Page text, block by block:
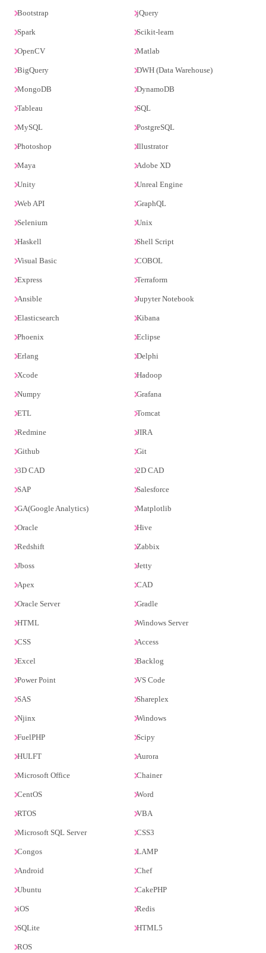
Bootstrap jQuery
Spark Scikit-learn
OpenCV Matlab
BigQuery DWH (Data Warehouse)
MongoDB DynamoDB
Tableau SQL
MySQL PostgreSQL
Photoshop Illustrator
Maya Adobe XD
Unity Unreal Engine
Web API GraphQL
Selenium Unix
Haskell Shell Script
Visual Basic COBOL
Express Terraform
Ansible Jupyter Notebook
Elasticsearch Kibana
Phoenix Eclipse
Erlang Delphi
Xcode Hadoop
Numpy Grafana
ETL Tomcat
Redmine JIRA
Github Git
3D CAD 2D CAD
SAP Salesforce
GA(Google Analytics) Matplotlib
Oracle Hive
Redshift Zabbix
Jboss Jetty
Apex CAD
Oracle Server Gradle
HTML Windows Server
CSS Access
Excel Backlog
Power Point VS Code
SAS Shareplex
Njinx Windows
FuelPHP Scipy
HULFT Aurora
Microsoft Office Chainer
CentOS Word
RTOS VBA
Microsoft SQL Server CSS3
Congos LAMP
Android Chef
Ubuntu CakePHP
iOS Redis
SQLite HTML5
ROS